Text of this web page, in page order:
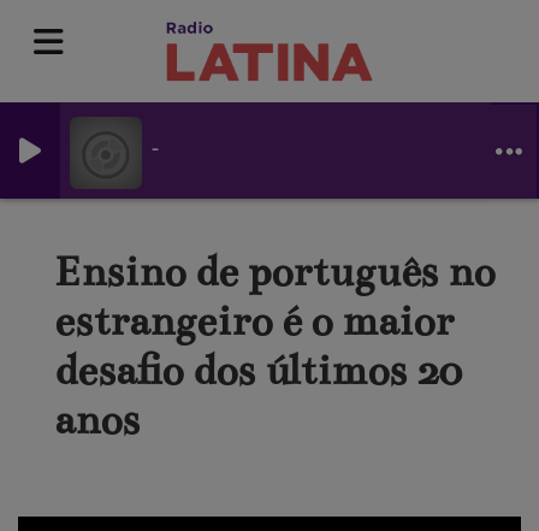
-
Ensino de português no
estrangeiro é o maior
desafio dos últimos 20
anos